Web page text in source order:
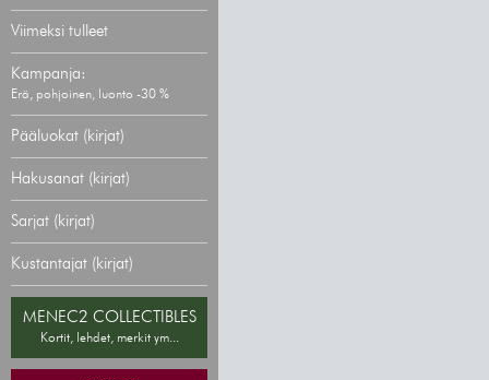
Viimeksi tulleet
Kampanja:
Erä, pohjoinen, luonto -30 %
Pääluokat (kirjat)
Hakusanat (kirjat)
Sarjat (kirjat)
Kustantajat (kirjat)
MENEC2 COLLECTIBLES
Kortit, lehdet, merkit ym...